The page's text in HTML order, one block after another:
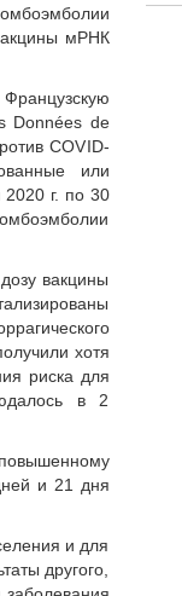
мРНК
Données de
COVID-
или
2020 г. по 30
вакцины
хотя
риска для
в 2
и 21 дня
и для
другого,